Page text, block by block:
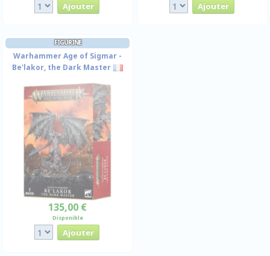
FIGURINE
Warhammer Age of Sigmar -
Be'lakor, the Dark Master
135,00 €
Disponible